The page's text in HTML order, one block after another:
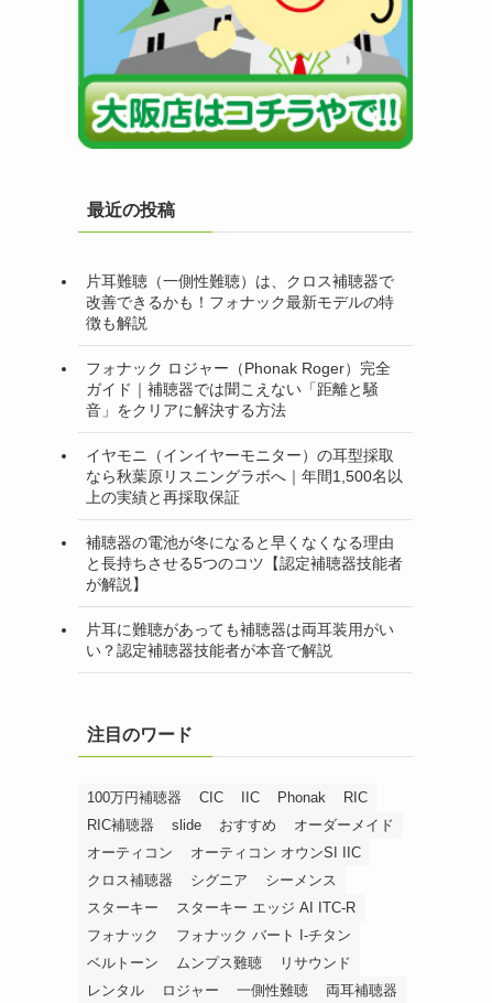
最近の投稿
片耳難聴（一側性難聴）は、クロス補聴器で
改善できるかも！フォナック最新モデルの特
徴も解説
フォナック ロジャー（Phonak Roger）完全
ガイド｜補聴器では聞こえない「距離と騒
音」をクリアに解決する方法
イヤモニ（インイヤーモニター）の耳型採取
なら秋葉原リスニングラボへ｜年間1,500名以
上の実績と再採取保証
補聴器の電池が冬になると早くなくなる理由
と長持ちさせる5つのコツ【認定補聴器技能者
が解説】
片耳に難聴があっても補聴器は両耳装用がい
い？認定補聴器技能者が本音で解説
注目のワード
100万円補聴器 CIC IIC Phonak
RIC
RIC補聴器
slide おすすめ
オーダーメイド
オーティコン
オーティコン オウンSI IIC
クロス補聴器
シグニア
シーメンス
スターキー
スターキー エッジ AI ITC-R
フォナック
フォナック バート I-チタン
ベルトーン
ムンプス難聴
リサウンド
レンタル
ロジャー 一側性難聴 両耳補聴器